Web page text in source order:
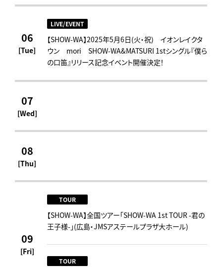
06
[Tue]
LIVE/EVENT
【SHOW-WA】2025年5月6日(火・祝) イオンレイクタ
ウン mori SHOW-WA&MATSURI 1stシングル『僕ら
の口笛』リリース記念イベント開催決定！
07
[Wed]
08
[Thu]
09
[Fri]
TOUR
【SHOW-WA】全国ツアー「SHOW-WA 1st TOUR -君の
王子様-」(広島・JMSアステールプラザ大ホール)
TOUR